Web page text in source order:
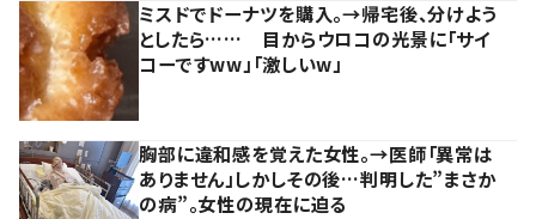
ミスドでドーナツを購入。→帰宅後、分けよう
としたら…… 目からウロコの光景に「サイ
コーですww」「激しいw」
胸部に違和感を覚えた女性。→医師「異常は
ありません」しかしその後…判明した”まさか
の病”。女性の現在に迫る